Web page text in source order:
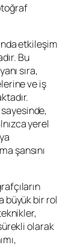
etkileşim
Bu
sıra,
ve iş
yerel
şansını
büyük bir rol
olarak